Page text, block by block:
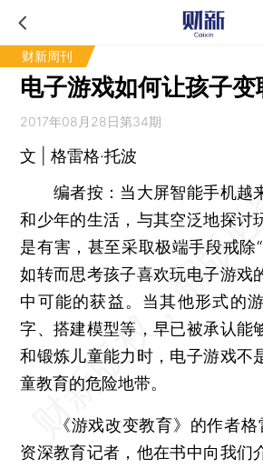
财新周刊
电子游戏如何让孩子变
2017年08月28日第34期
文 | 格雷格·托波
编者按： 当大屏智能手机越
和少年的生活，与其空泛地探讨
是有害，甚至采取极端手段戒除
如转而思考孩子喜欢玩电子游戏
中可能的获益。当其他形式的
字、搭建模型等，早已被承认能
和锻炼儿童能力时，电子游戏不
童教育的危险地带。
《游戏改变教育》的作者格
资深教育记者，他在书中向我们